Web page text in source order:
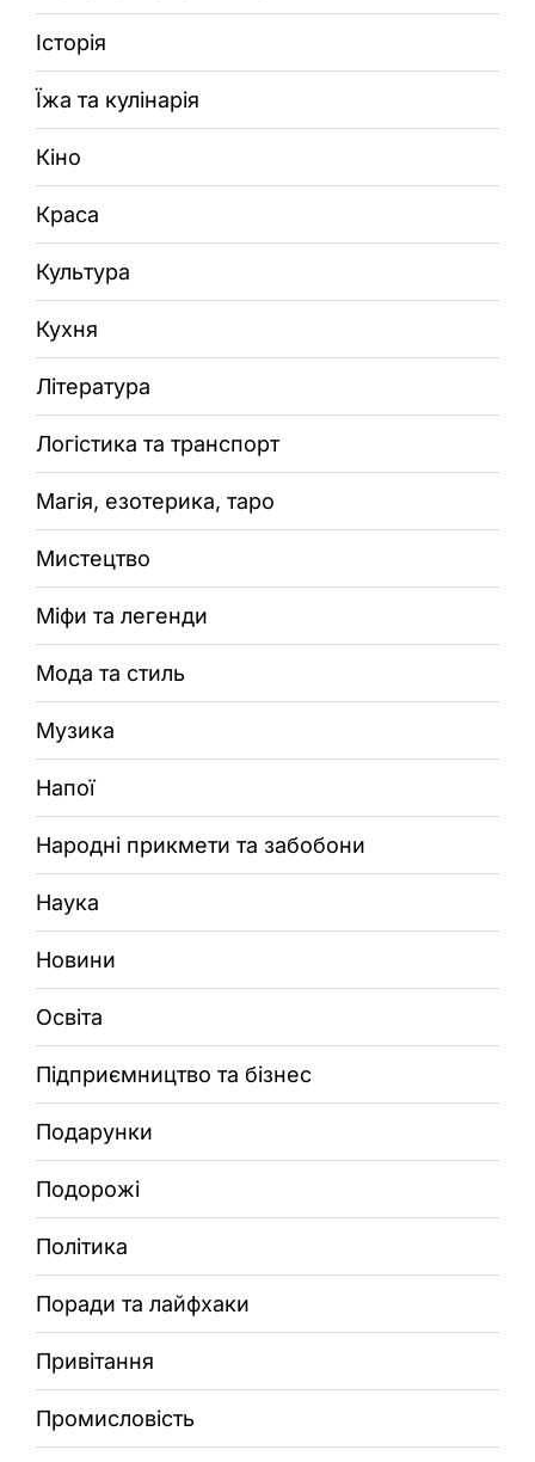
Історія
Їжа та кулінарія
Кіно
Краса
Культура
Кухня
Література
Логістика та транспорт
Магія, езотерика, таро
Мистецтво
Міфи та легенди
Мода та стиль
Музика
Напої
Народні прикмети та забобони
Наука
Новини
Освіта
Підприємництво та бізнес
Подарунки
Подорожі
Політика
Поради та лайфхаки
Привітання
Промисловість